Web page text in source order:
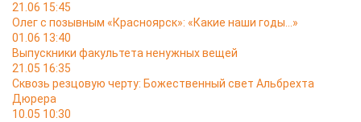
21.06 15:45
Олег с позывным «Красноярск»: «Какие наши годы…»
01.06 13:40
Выпускники факультета ненужных вещей
21.05 16:35
Сквозь резцовую черту: Божественный свет Альбрехта
Дюрера
10.05 10:30